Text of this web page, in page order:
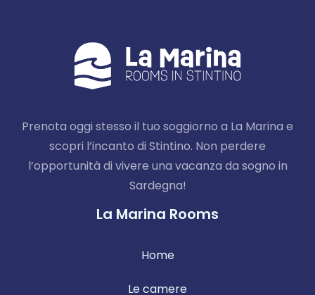
Prenota oggi stesso il tuo soggiorno a La Marina e
scopri l’incanto di Stintino. Non perdere
l’opportunità di vivere una vacanza da sogno in
Sardegna!
La Marina Rooms
Home
Le camere